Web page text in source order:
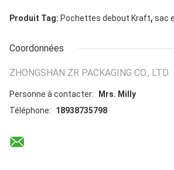
Produit Tag: Pochettes debout Kraft, sac
Coordonnées
ZHONGSHAN ZR PACKAGING CO., LTD.
Personne à contacter:
Mrs. Milly
Téléphone:
18938735798